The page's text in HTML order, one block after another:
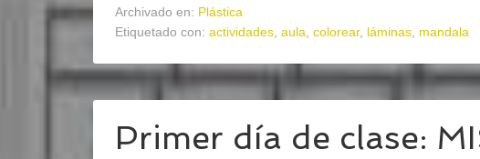
Archivado en: Plástica
Etiquetado con: actividades, aula, colorear, láminas, mandala
Primer día de clase: